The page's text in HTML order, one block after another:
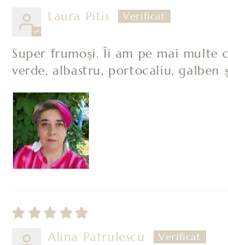
Laura Pitis
Super frumoși. Îi am pe mai multe
verde, albastru, portocaliu, galben
Alina Patrulescu